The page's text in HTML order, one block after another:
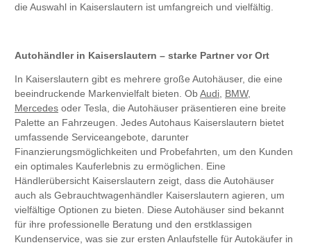
die Auswahl in Kaiserslautern ist umfangreich und vielfältig.
Autohändler in Kaiserslautern – starke Partner vor Ort
In Kaiserslautern gibt es mehrere große Autohäuser, die eine
beeindruckende Markenvielfalt bieten. ObAudi BMW,
Mercedes oder Tesla, die Autohäuser präsentieren eine breite
Palette an Fahrzeugen. Jedes Autohaus Kaiserslautern bietet
umfassende Serviceangebote, darunter
Finanzierungsmöglichkeiten und Probefahrten, um den Kunden
ein optimales Kauferlebnis zu ermöglichen. Eine
Händlerübersicht Kaiserslautern zeigt, dass die Autohäuser
auch als Gebrauchtwagenhändler Kaiserslautern agieren, um
vielfältige Optionen zu bieten. Diese Autohäuser sind bekannt
für ihre professionelle Beratung und den erstklassigen
Kundenservice, was sie zur ersten Anlaufstelle für Autokäufer in